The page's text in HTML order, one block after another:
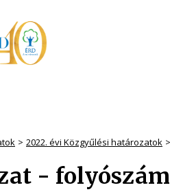
2022. évi Közgyűlési határozatok
-